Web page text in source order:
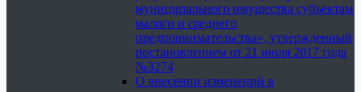
муниципального имущества субъектам
малого и среднего
предпринимательства», утвержденный
постановлением от 21 июля 2017 года
№3274
О внесении изменений в